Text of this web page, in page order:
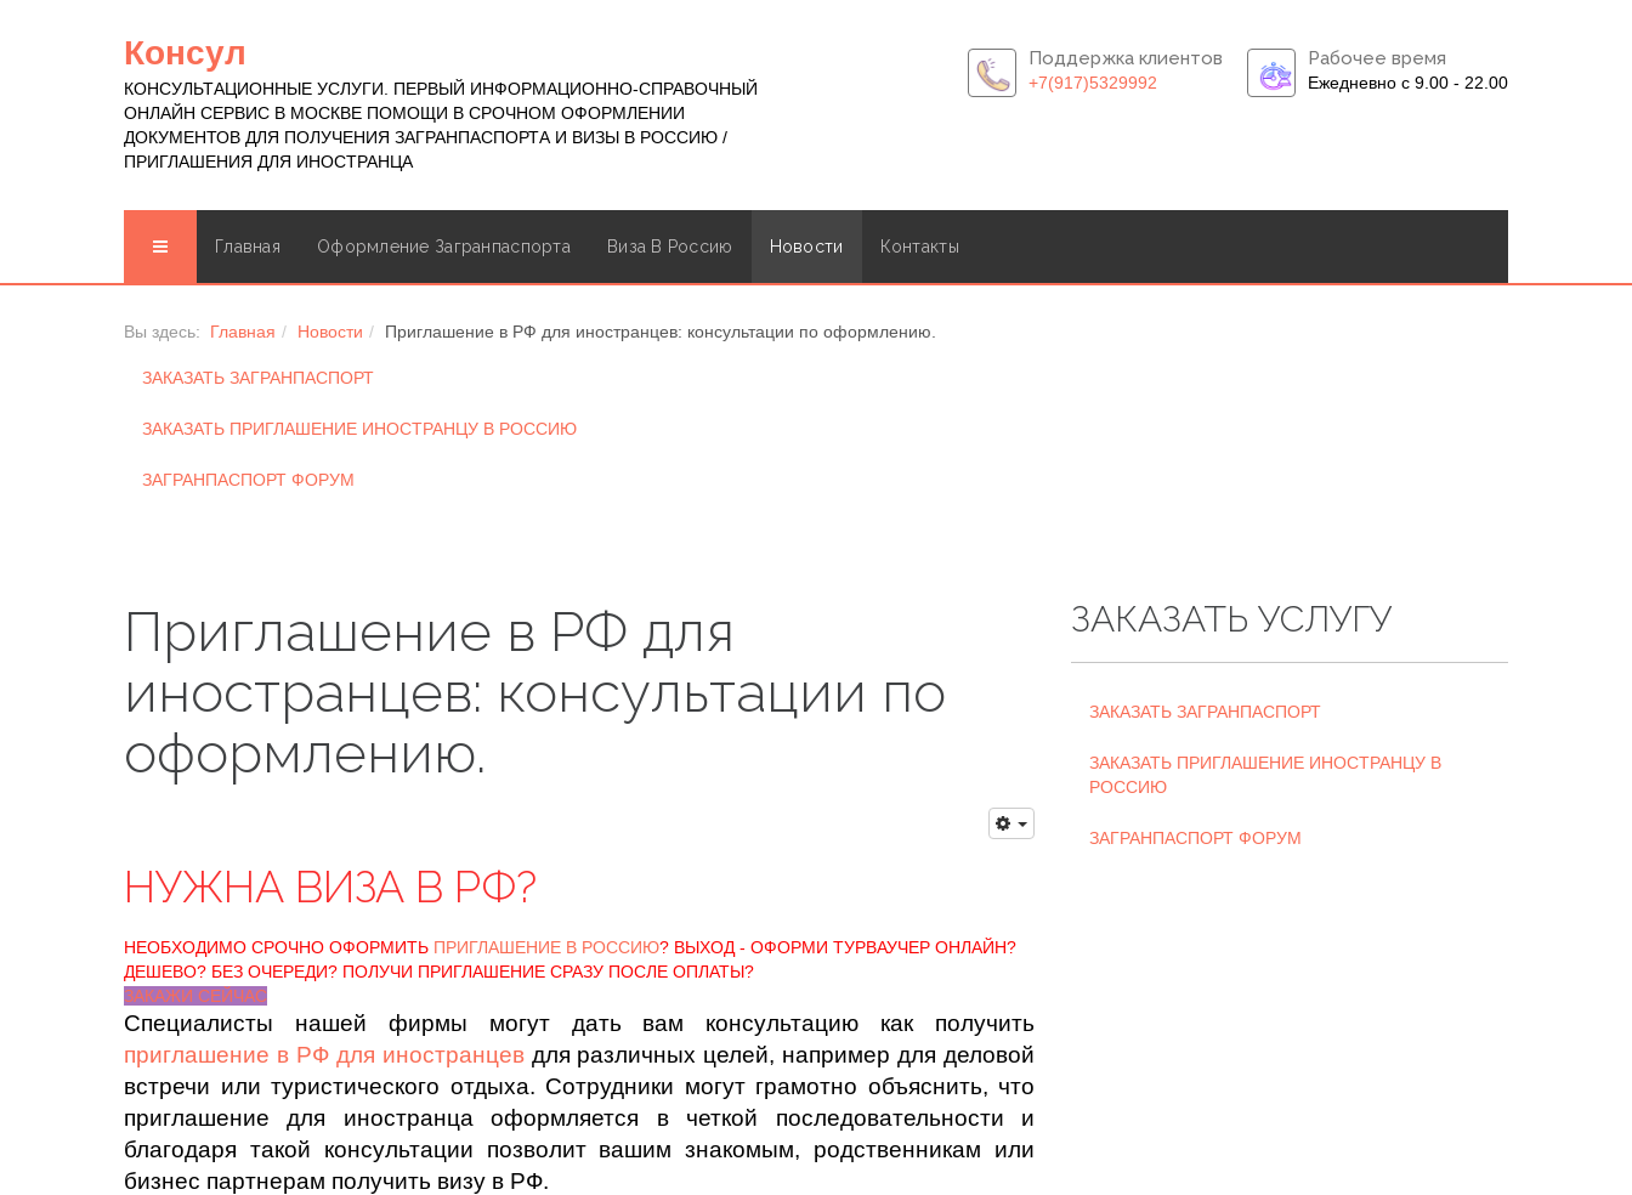
Консул
КОНСУЛЬТАЦИОННЫЕ УСЛУГИ. ПЕРВЫЙ ИНФОРМАЦИОННО-СПРАВОЧНЫЙ
ОНЛАЙН СЕРВИС В МОСКВЕ ПОМОЩИ В СРОЧНОМ ОФОРМЛЕНИИ
ДОКУМЕНТОВ ДЛЯ ПОЛУЧЕНИЯ ЗАГРАНПАСПОРТА И ВИЗЫ В РОССИЮ /
ПРИГЛАШЕНИЯ ДЛЯ ИНОСТРАНЦА
Поддержка клиентов
+7(917)5329992
Рабочее время
Ежедневно с 9.00 - 22.00
Главная Оформление Загранпаспорта Виза В Россию Новости Контакты
Вы здесь: Главная Новости Приглашение в РФ для иностранцев: консультации по оформлению.
ЗАКАЗАТЬ ЗАГРАНПАСПОРТ
ЗАКАЗАТЬ ПРИГЛАШЕНИЕ ИНОСТРАНЦУ В РОССИЮ
ЗАГРАНПАСПОРТ ФОРУМ
Приглашение в РФ для
иностранцев: консультации по
оформлению.
НУЖНА ВИЗА В РФ?
НЕОБХОДИМО СРОЧНО ОФОРМИТЬ ПРИГЛАШЕНИЕ В РОССИЮ? ВЫХОД - ОФОРМИ ТУРВАУЧЕР ОНЛАЙН?
ДЕШЕВО? БЕЗ ОЧЕРЕДИ? ПОЛУЧИ ПРИГЛАШЕНИЕ СРАЗУ ПОСЛЕ ОПЛАТЫ?
ЗАКАЖИ СЕЙЧАС
Специалисты нашей фирмы могут дать вам консультацию как получить
приглашение в РФ для иностранцевдля различных целей, например для деловой
встречи или туристического отдыха. Сотрудники могут грамотно объяснить, что
приглашение для иностранца оформляется в четкой последовательности и
благодаря такой консультации позволит вашим знакомым, родственникам или
бизнес партнерам получить визу в РФ.
ЗАКАЗАТЬ УСЛУГУ
ЗАКАЗАТЬ ЗАГРАНПАСПОРТ
ЗАКАЗАТЬ ПРИГЛАШЕНИЕ ИНОСТРАНЦУ В
РОССИЮ
ЗАГРАНПАСПОРТ ФОРУМ